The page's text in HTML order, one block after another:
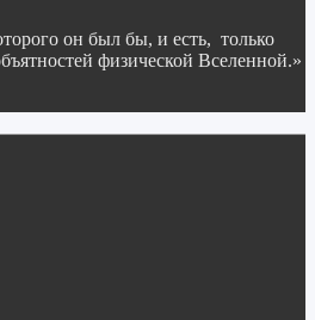
он был бы, и есть, только
физической Вселенной.»